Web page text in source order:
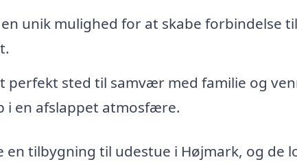
unik mulighed for at skabe forbindelse til
perfekt sted til samvær med familie og
i en afslappet atmosfære.
tilbygning til udestue i Højmark, og de